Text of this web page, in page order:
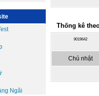
Thống kê
9019642
Chủ nhật